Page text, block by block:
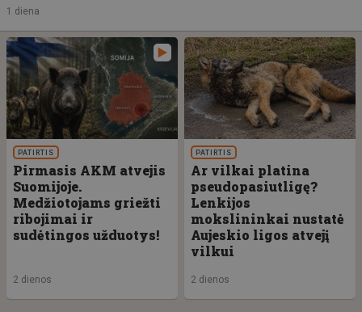
1 diena
PATIRTIS
Pirmasis AKM atvejis
Suomijoje.
Medžiotojams griežti
ribojimai ir
sudėtingos užduotys!
2 dienos
PATIRTIS
Ar vilkai platina
pseudopasiutligę?
Lenkijos
mokslininkai nustatė
Aujeskio ligos atvejį
vilkui
2 dienos